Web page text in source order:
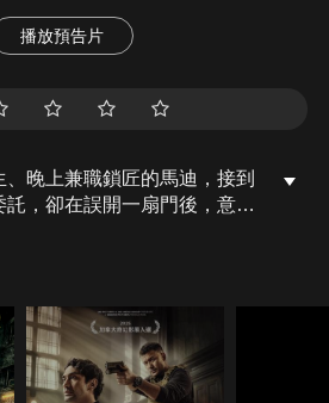
播放預告片
晚上兼職鎖匠的馬迪，接到
，卻在誤開一扇門後，意外
的時間洗清自己的嫌疑，釐
的女子克萊兒。